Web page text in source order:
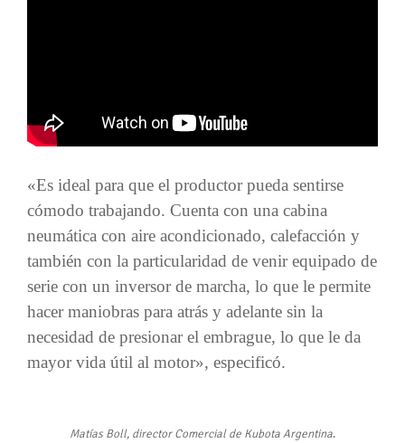
«Es ideal para que el productor pueda sentirse
cómodo trabajando. Cuenta con una cabina
neumática con aire acondicionado, calefacción y
también con la particularidad de venir equipado de
serie con un inversor de marcha, lo que le permite
hacer maniobras para atrás y adelante sin la
necesidad de presionar el embrague, lo que le da
mayor vida útil al motor», especificó.
Matías Boll, director Comercial de Kubota Argentina.